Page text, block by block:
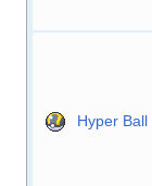
Hyper Ball